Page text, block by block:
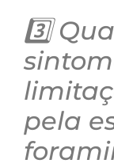
3️⃣
pela